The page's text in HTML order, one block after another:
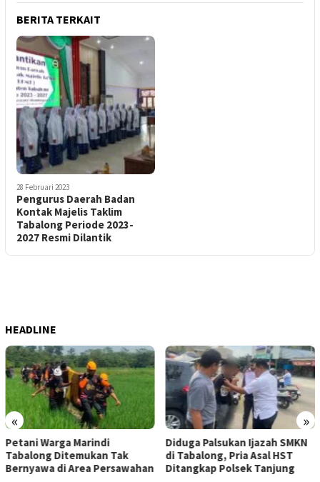
BERITA TERKAIT
28 Februari 2023
Pengurus Daerah Badan
Kontak Majelis Taklim
Tabalong Periode 2023-
2027 Resmi Dilantik
HEADLINE
« »
Petani Warga Marindi
Tabalong Ditemukan Tak
Bernyawa di Area Persawahan
Diduga Palsukan Ijazah SMKN
di Tabalong, Pria Asal HST
Ditangkap Polsek Tanjung